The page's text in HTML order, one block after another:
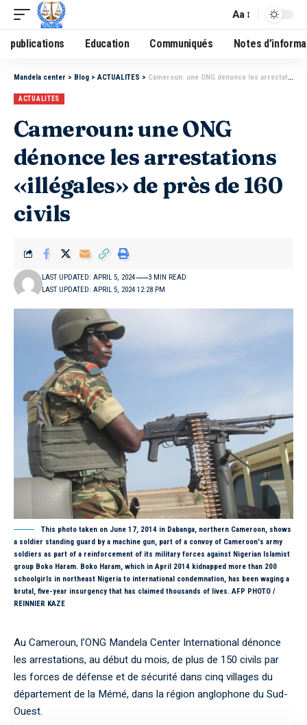
Aa
publications Education Communiqués Notes
Mandela center > Blog > ACTUALITES > Cameroun: une ONG dénonce les arrestations «illégales» de près de 160 civils
ACTUALITES
Cameroun: une ONG
dénonce les arrestations
«illégales» de près de 160
civils
LAST UPDATED: APRIL 5, 2024 12:28 PM
LAST UPDATED: APRIL 5, 2024 3 MIN READ
This photo taken on June 17, 2014 in Dabanga, northern Cameroon, shows
a soldier standing guard by a machine gun, part of a convoy of Cameroon's army
soldiers as part of a reinforcement of its military forces against Nigerian Islamist
group Boko Haram. Boko Haram, which in April 2014 kidnapped more than 200
schoolgirls in northeast Nigeria to international condemnation, has been waging a
brutal, five-year insurgency that has claimed thousands of lives. AFP PHOTO /
REINNIER KAZE
Au Cameroun, l’ONG Mandela Center International dénonce
les arrestations, au début du mois, de plus de 150 civils par
les forces de défense et de sécurité dans cinq villages du
département de la Mémé, dans la région anglophone du Sud-
Ouest.